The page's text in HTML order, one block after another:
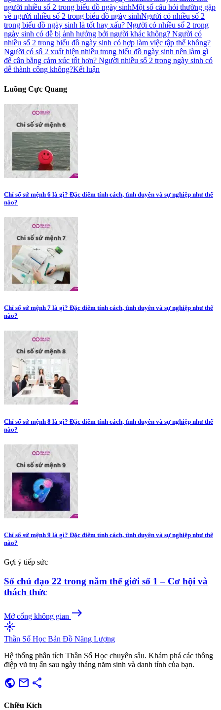
người nhiều số 2 trong biểu đồ ngày sinhMột số câu hỏi thường gặp
về người nhiều số 2 trong biểu đồ ngày sinhNgười có nhiều số 2
trong biểu đồ ngày sinh là tốt hay xấu? Người có nhiều số 2 trong
ngày sinh có dễ bị ảnh hưởng bởi người khác không? Người có
nhiều số 2 trong biểu đồ ngày sinh có hợp làm việc tập thể không?
Người có số 2 xuất hiện nhiều trong biểu đồ ngày sinh nên làm gì
để cân bằng cảm xúc tốt hơn? Người nhiều số 2 trong ngày sinh có
dễ thành công không?Kết luận
Luồng Cực Quang
Chỉ số sứ mệnh 6 là gì? Đặc điểm tính cách, tình duyên và sự nghiệp như thế
nào?
Chỉ số sứ mệnh 7 là gì? Đặc điểm tính cách, tình duyên và sự nghiệp như thế
nào?
Chỉ số sứ mệnh 8 là gì? Đặc điểm tính cách, tình duyên và sự nghiệp như thế
nào?
Chỉ số sứ mệnh 9 là gì? Đặc điểm tính cách, tình duyên và sự nghiệp như thế
nào?
Gợi ý tiếp sức
Số chủ đạo 22 trong năm thế giới số 1 – Cơ hội và
thách thức
Mở cổng không gian east
flare
Thần Số Học Bản Đồ Năng Lượng
Hệ thống phân tích Thần Số Học chuyên sâu. Khám phá các thông
điệp vũ trụ ẩn sau ngày tháng năm sinh và danh tính của bạn.
public mail share
Chiều Kích